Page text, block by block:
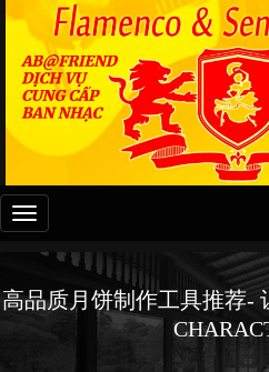
Đây
là
menu
高品质月饼制作工具推荐-